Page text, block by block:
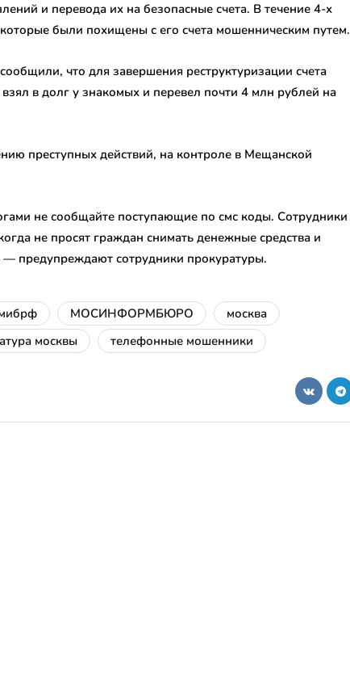
и перевода их на безопасные счета. В течение 4-х
были похищены с его счета мошенническим путем.
что для завершения реструктуризации счета
в долг у знакомых и перевел почти 4 млн рублей на
преступных действий, на контроле в Мещанской
не сообщайте поступающие по смс коды. Сотрудники
не просят граждан снимать денежные средства и
— предупреждают сотрудники прокуратуры.
МОСИНФОРМБЮРО
москва
москвы телефонные мошенники